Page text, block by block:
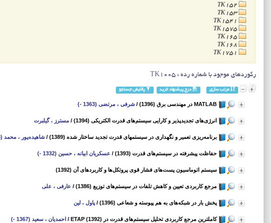
TK153
رکوردهای موجود با شماره رده : TK1005
مرتب سازی درج پیشنهاد خرید پالایش جستجو
MATLAB در مهندسی برق (1396) / شرفی ، مرتضی (1363 -)
انرژی‌های تجدیدپذیر و کارایی سیستم‌های قدرت الکتریکی (1394) / مسترز ، گیلبرت
برنامه‌ریزی تعمیر و نگهداری در سیستمهای قدرت تجدید ساختار شده (1389) / شاهیده‌پور ، محمد (1334 -)
حفاظت پیشرفته در سیستم‌های قدرت (1393) / عسکریان ابیانه ، حسین (1332 -)
سیستم اتوماسیون پست‌های فشار قوی پروتکل‌ها و کاربردهای آن (1392)
مرجع کاربردی تعیین و کاهش تلفات در سیستم‌های توزیع (1386) / عارفی ، علی
پخش بار در شبکه‌های به هم پیوسته و شعاعی (1396) / پاول ، لین
کاملترین مرجع کاربردی تحلیل سیستم‌های قدرت در ETAP (1392) / احمدیان ، سعید (1367 -)